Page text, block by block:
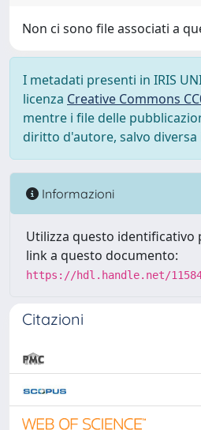
Non ci sono file associati a
I metadati presenti in IRIS
licenza Creative Commons
mentre i file delle
diritto d'autore, salvo diversa
Informazioni
Utilizza questo identificativo
link a questo documento:
https://hdl.handle.net/
Citazioni